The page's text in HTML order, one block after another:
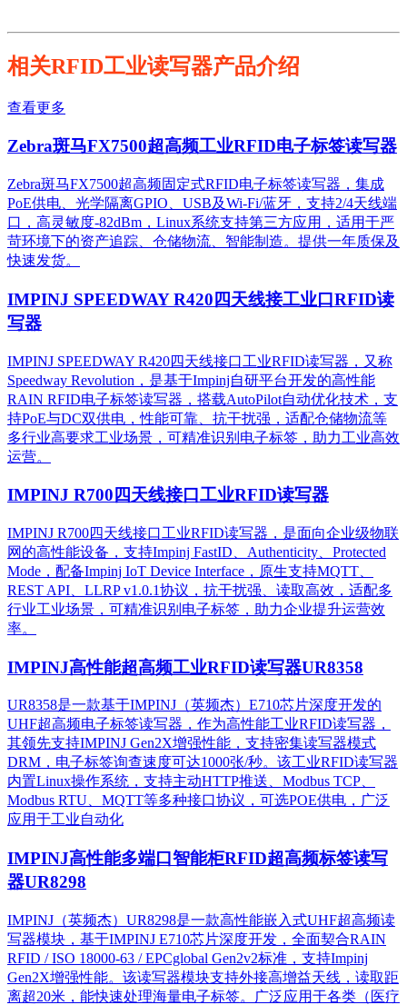
相关RFID工业读写器产品介绍
查看更多
Zebra斑马FX7500超高频工业RFID电子标签读写器
Zebra斑马FX7500超高频固定式RFID电子标签读写器，集成
PoE供电、光学隔离GPIO、USB及Wi-Fi/蓝牙，支持2/4天线端
口，高灵敏度-82dBm，Linux系统支持第三方应用，适用于严
苛环境下的资产追踪、仓储物流、智能制造。提供一年质保及
快速发货。
IMPINJ SPEEDWAY R420四天线接工业口RFID读
写器
IMPINJ SPEEDWAY R420四天线接口工业RFID读写器，又称
Speedway Revolution，是基于Impinj自研平台开发的高性能
RAIN RFID电子标签读写器，搭载AutoPilot自动优化技术，支
持PoE与DC双供电，性能可靠、抗干扰强，适配仓储物流等
多行业高要求工业场景，可精准识别电子标签，助力工业高效
运营。​
IMPINJ R700四天线接口工业RFID读写器
IMPINJ R700四天线接口工业RFID读写器，是面向企业级物联
网的高性能设备，支持Impinj FastID、Authenticity、Protected
Mode，配备Impinj IoT Device Interface，原生支持MQTT、
REST API、LLRP v1.0.1协议，抗干扰强、读取高效，适配多
行业工业场景，可精准识别电子标签，助力企业提升运营效
率。
IMPINJ高性能超高频工业RFID读写器UR8358
UR8358是一款基于IMPINJ（英频杰）E710芯片深度开发的
UHF超高频电子标签读写器，作为高性能工业RFID读写器，
其领先支持IMPINJ Gen2X增强性能，支持密集读写器模式
DRM，电子标签询查速度可达1000张/秒。该工业RFID读写器
内置Linux操作系统，支持主动HTTP推送、Modbus TCP、
Modbus RTU、MQTT等多种接口协议，可选POE供电，广泛
应用于工业自动化
IMPINJ高性能多端口智能柜RFID超高频标签读写
器UR8298
IMPINJ（英频杰）UR8298是一款高性能嵌入式UHF超高频读
写器模块，基于IMPINJ E710芯片深度开发，全面契合RAIN
RFID / ISO 18000-63 / EPCglobal Gen2v2标准，支持Impinj
Gen2X增强性能。该读写器模块支持外接高增益天线，读取距
离超20米，能快速处理海量电子标签。广泛应用于各类（医疗